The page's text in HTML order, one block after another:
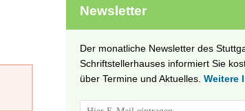
Newsletter
Der monatliche Newsletter des
Schriftstellerhauses informiert Sie
über Termine und Aktuelles. Weitere